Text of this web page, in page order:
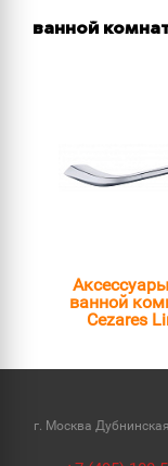
ванной
ванной
Cezares
г. Москва